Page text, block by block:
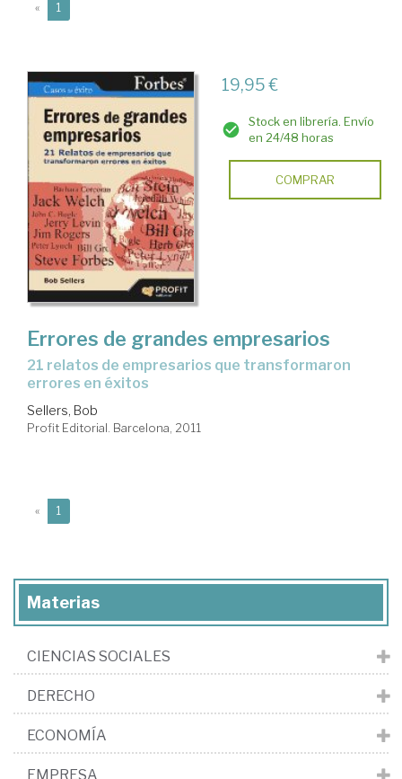
« 1
19,95 €
Stock en librería. Envío
en 24/48 horas
COMPRAR
Errores de grandes empresarios
21 relatos de empresarios que transformaron
errores en éxitos
Sellers, Bob
Profit Editorial. Barcelona, 2011
« 1
Materias
CIENCIAS SOCIALES
DERECHO
ECONOMÍA
EMPRESA